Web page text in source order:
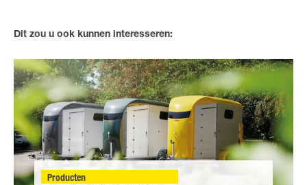
Dit zou u ook kunnen interesseren:
Producten